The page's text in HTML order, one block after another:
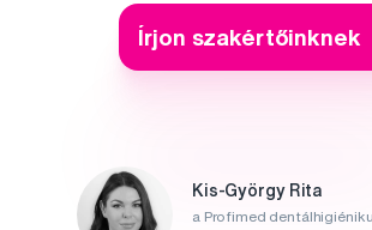
Írjon szakértőinknek
Kis-György Rita
a Profimed